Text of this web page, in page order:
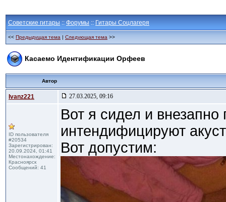
Советские гитары :: Форумы :: Гитары Соцлагеря
<< Предыдущая тема | Следующая тема >>
Касаемо Идентификации Орфеев
Автор
Ivanz221 27.03.2025, 09:16
ID пользователя
#20534
Зарегистрирован:
20.09.2024, 01:41
Местонахождение:
Красноярск
Сообщений: 41
Вот я сидел и внезапно
интендифицируют
Вот допустим: